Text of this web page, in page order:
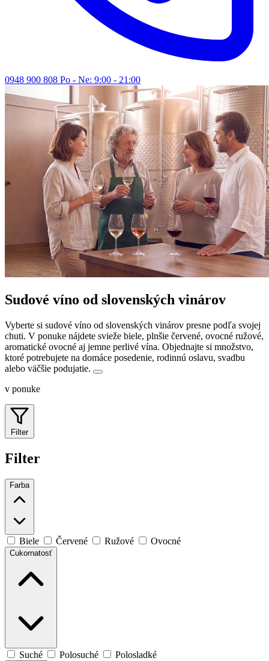
0948 900 808 Po - Ne: 9:00 - 21:00
Sudové víno od slovenských vinárov
Vyberte si sudové víno od slovenských vinárov presne podľa svojej
chuti. V ponuke nájdete svieže biele, plnšie červené, ovocné ružové,
aromatické ovocné aj jemne perlivé vína. Objednajte si množstvo,
ktoré potrebujete na domáce posedenie, rodinnú oslavu, svadbu
alebo väčšie podujatie.
v ponuke
Filter
Filter
Farba
Biele Červené Ružové Ovocné
Cukornatosť
Suché Polosuché Polosladké